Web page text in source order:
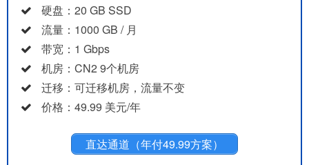
硬盘：20 GB SSD
流量：1000 GB / 月
带宽：1 Gbps
机房：CN2 9个机房
迁移：可迁移机房，流量不变
价格：49.99 美元/年
直达通道（年付49.99方案）